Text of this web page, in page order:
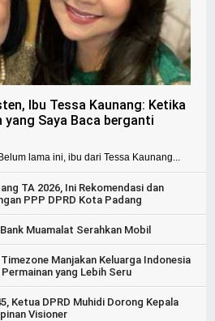
Ibu Tessa Kaunang: Ketika
yang Saya Baca berganti
lama ini, ibu dari Tessa Kaunang...
TA 2026, Ini Rekomendasi dan
PPP DPRD Kota Padang
Muamalat Serahkan Mobil
Manjakan Keluarga Indonesia
yang Lebih Seru
Ketua DPRD Muhidi Dorong Kepala
Visioner